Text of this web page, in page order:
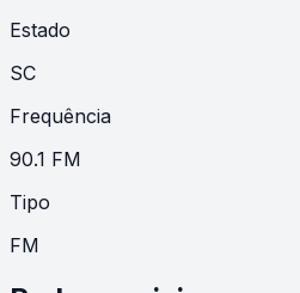
Estado
SC
Frequência
90.1 FM
Tipo
FM